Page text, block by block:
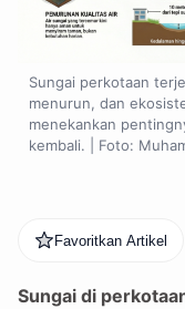
Sungai perkotaan
menurun, dan
menekankan
kembali. | Foto:
Favoritkan Artikel
Sungai di